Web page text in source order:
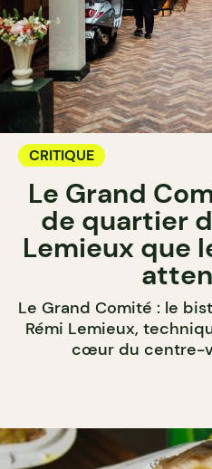
CRITIQUE
Le Grand
de quartier
Lemieux que
Le Grand Comité : le
Rémi Lemieux,
cœur du centre-